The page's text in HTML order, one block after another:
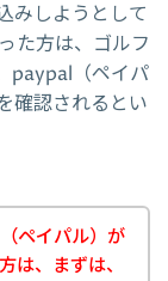
みしようとして
た方は、ゴルフ
paypal（ペイパ
確認されるとい
ペイパル）が
は、まずは、